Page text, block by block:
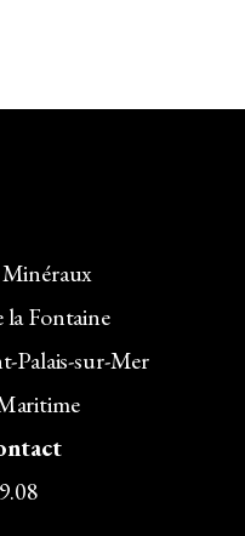
la Fontaine
Palais-sur-Mer